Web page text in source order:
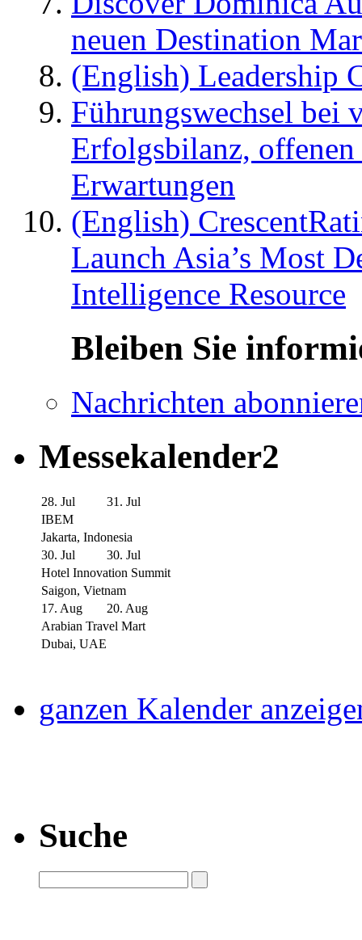
neuen Destination
(English) Leadership
Führungswechsel bei
Erfolgsbilanz,
Erwartungen
(English)
Launch Asia’s Most
Intelligence Resource
Bleiben Sie
Nachrichten
Messekalender2
28. Jul
31. Jul
IBEM
Jakarta, Indonesia
30. Jul
30. Jul
Hotel Innovation Summit
Saigon, Vietnam
17. Aug
20. Aug
Arabian Travel Mart
Dubai, UAE
ganzen Kalender
Suche